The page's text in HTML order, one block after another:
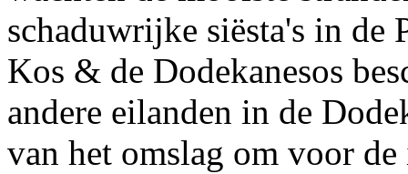
schaduwrijke siësta's in de
Kos & de Dodekanesos
andere eilanden in de
van het omslag om voor